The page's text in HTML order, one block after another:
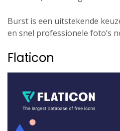
Burst is een uitstekende
en snel professionele foto’s
Flaticon